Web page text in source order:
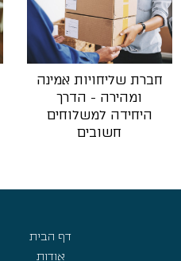
חברת שליחויות אמינה
ומהירה - הדרך
היחידה למשלוחים
חשובים
דף הבית
אודות